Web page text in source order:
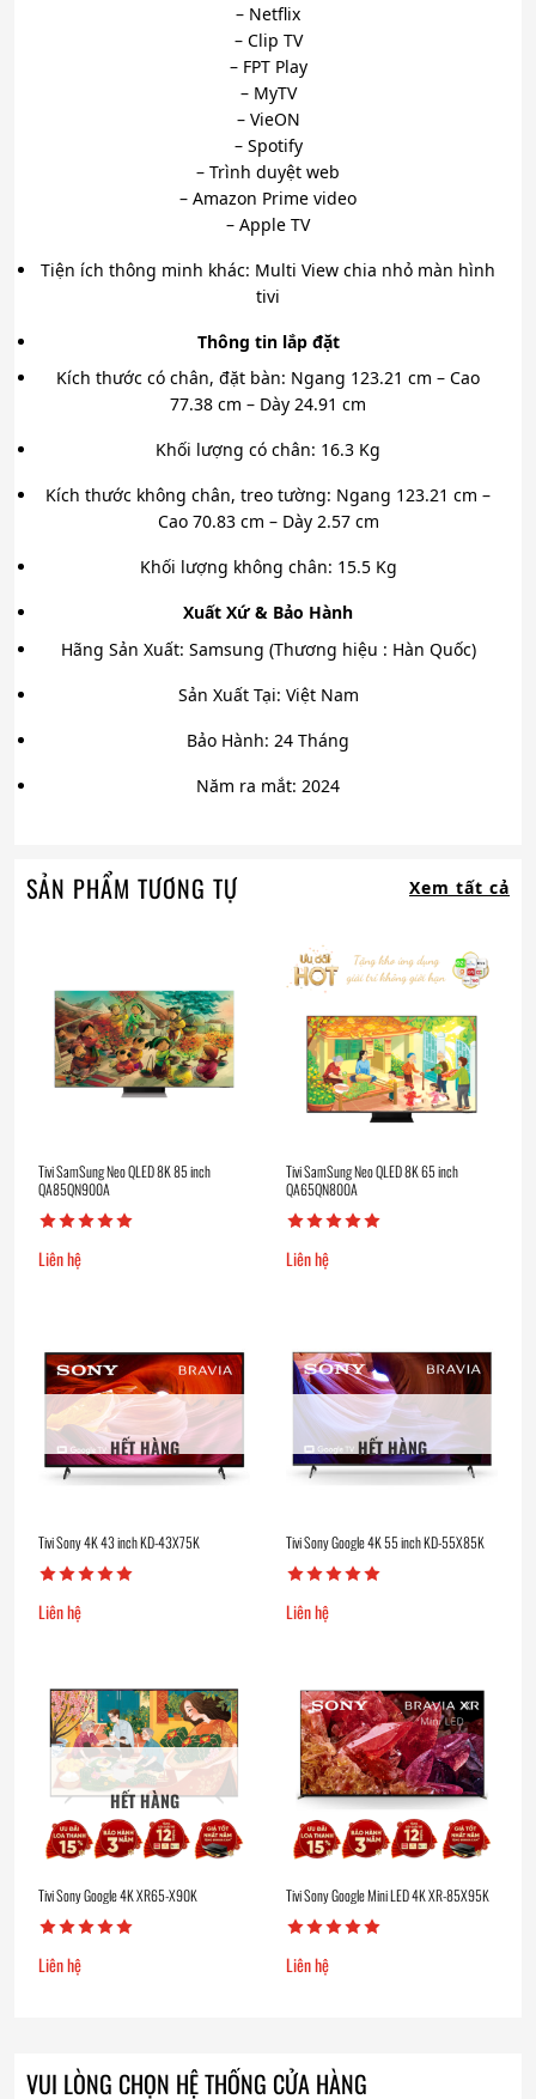
– Netflix
– Clip TV
– FPT Play
– MyTV
– VieON
– Spotify
– Trình duyệt web
– Amazon Prime video
– Apple TV
Tiện ích thông minh khác: Multi View chia nhỏ màn hình
tivi
Thông tin lắp đặt
Kích thước có chân, đặt bàn: Ngang 123.21 cm – Cao
77.38 cm – Dày 24.91 cm
Khối lượng có chân: 16.3 Kg
Kích thước không chân, treo tường: Ngang 123.21 cm –
Cao 70.83 cm – Dày 2.57 cm
Khối lượng không chân: 15.5 Kg
Xuất Xứ & Bảo Hành
Hãng Sản Xuất: Samsung (Thương hiệu : Hàn Quốc)
Sản Xuất Tại: Việt Nam
Bảo Hành: 24 Tháng
Năm ra mắt: 2024
SẢN PHẨM TƯƠNG TỰ Xem tất cả
Tivi SamSung Neo QLED 8K 85 inch
QA85QN900A
Liên hệ
Tivi SamSung Neo QLED 8K 65 inch
QA65QN800A
Liên hệ
HẾT HÀNG
Tivi Sony 4K 43 inch KD-43X75K
Liên hệ
HẾT HÀNG
Tivi Sony Google 4K 55 inch KD-55X85K
Liên hệ
HẾT HÀNG
Tivi Sony Google 4K XR65-X90K
Liên hệ
Tivi Sony Google Mini LED 4K XR-85X95K
Liên hệ
VUI LÒNG CHỌN HỆ THỐNG CỬA HÀNG